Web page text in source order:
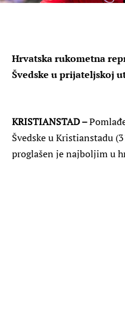
Hrvatska rukometna
Švedske u prijateljskoj
KRISTIANSTAD –
Švedske u Kristianstadu
proglašen je najboljim u